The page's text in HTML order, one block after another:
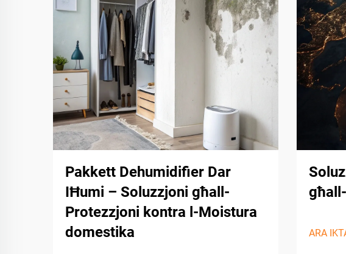
Pakkett Dehumidifier Dar
IĦumi – Soluzzjoni għall-
Protezzjoni kontra l-Moistura
domestika
ARA